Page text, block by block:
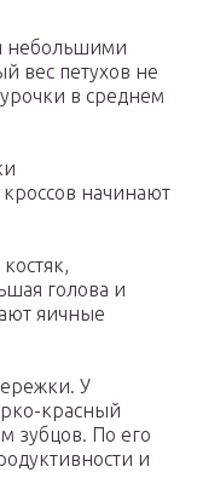
небольшими
вес петухов не
в среднем
начинают
голова и
яичные
У
красный
зубцов. По его
и